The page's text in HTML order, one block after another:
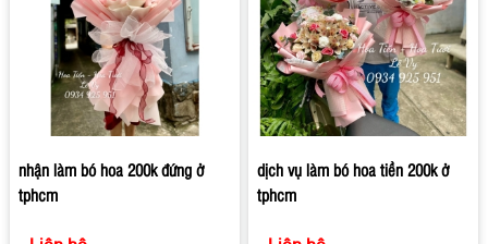
nhận làm bó hoa 200k đứng ở
tphcm
dịch vụ làm bó hoa tiền 200k ở
tphcm